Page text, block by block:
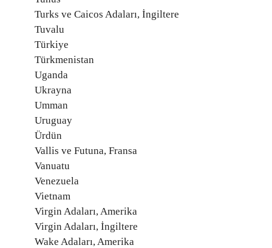
Turks ve Caicos Adaları, İngiltere
Tuvalu
Türkiye
Türkmenistan
Uganda
Ukrayna
Umman
Uruguay
Ürdün
Vallis ve Futuna, Fransa
Vanuatu
Venezuela
Vietnam
Virgin Adaları, Amerika
Virgin Adaları, İngiltere
Wake Adaları, Amerika